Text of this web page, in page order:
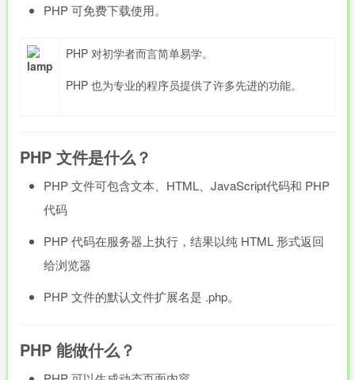
PHP 可免费下载使用。
PHP 对初学者而言简单易学。
PHP 也为专业的程序员提供了许多先进的功能。
PHP 文件是什么？
PHP 文件可包含文本、HTML、JavaScript代码和 PHP
代码
PHP 代码在服务器上执行，结果以纯 HTML 形式返回
给浏览器
PHP 文件的默认文件扩展名是 .php。
PHP 能做什么？